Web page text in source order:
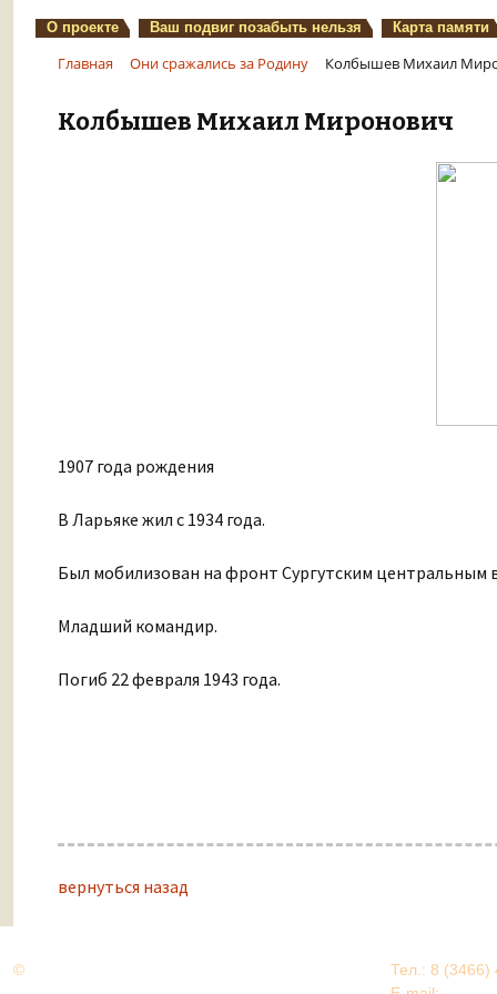
О проекте Ваш подвиг позабыть нельзя Карта памяти
Главная Они сражались за Родину Колбышев Михаил
Колбышев Михаил Миронович
1907 года рождения
В Ларьяке жил с 1934 года.
Был мобилизован на фронт Сургутским центральным
Младший командир.
Погиб 22 февраля 1943 года.
вернуться назад
©
Тел.: 8 (3466)